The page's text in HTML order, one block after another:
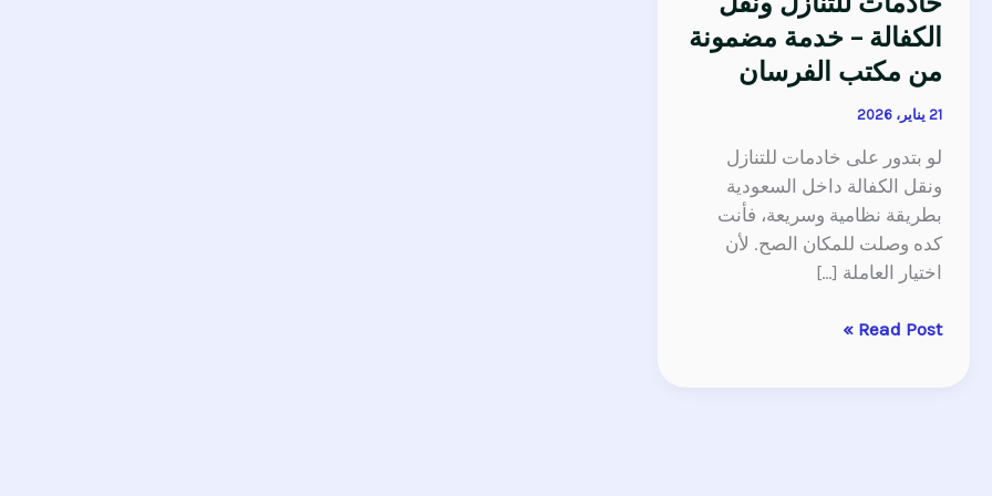
الكفالة – خدمة مضمونة
من مكتب الفرسان
21 يناير، 2026
لو بتدور على خادمات للتنازل
ونقل الكفالة داخل السعودية
بطريقة نظامية وسريعة، فأنت
كده وصلت للمكان الصح. لأن
اختيار العاملة […]
Read Post »